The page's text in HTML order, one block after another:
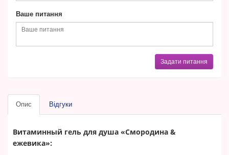
Ваше питання
Задати питання
Опис Відгуки
Витаминный гель для душа «Смородина &
ежевика»: